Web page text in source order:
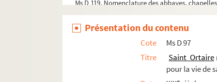
Ms D 119. Nomenclature des abbayes,
Ms D 120. Cahiers de notes relatives aux
Ms D 121. Extrait de l'Histoire de l'abbaye
Ms D 122. Notes et copies de documents sur
Ms D 123. Copie de la charte de concession
Présentation du contenu
Cote
Ms D 97
Titre
Saint Ortaire
pour la vie de